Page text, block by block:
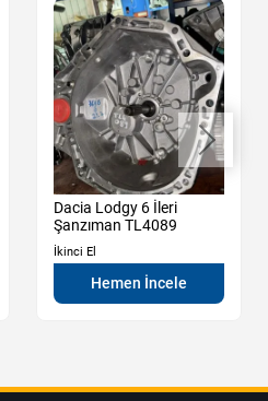
Dacia Lodgy 6 İleri
Şanzıman TL4089
İkinci El
Hemen İncele